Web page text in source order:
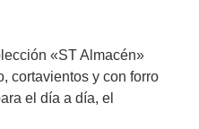
«ST Almacén»
cortavientos y con forro
el día a día, el